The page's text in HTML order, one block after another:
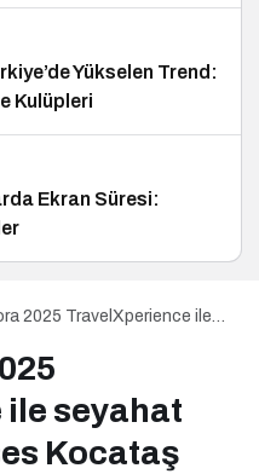
Yükselen Trend:
Kulüpleri
Ekran Süresi:
2025 TravelXperience ile
bir araya geldi
seyahat
Kocataş